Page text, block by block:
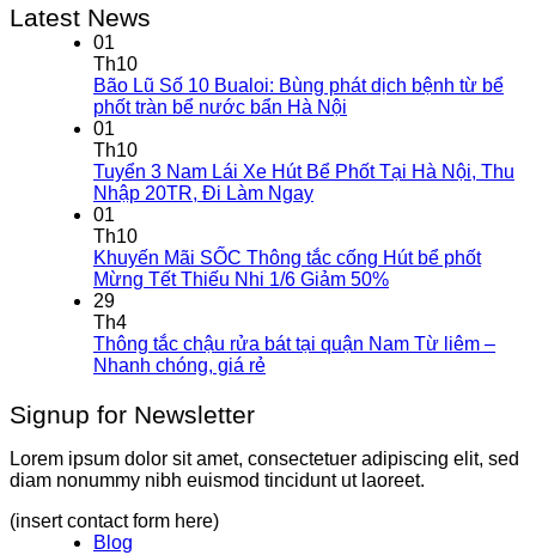
Latest News
01
Th10
Bão Lũ Số 10 Bualoi: Bùng phát dịch bệnh từ bể
phốt tràn bể nước bẩn Hà Nội
01
Th10
Tuyển 3 Nam Lái Xe Hút Bể Phốt Tại Hà Nội, Thu
Nhập 20TR, Đi Làm Ngay
01
Th10
Khuyến Mãi SỐC Thông tắc cống Hút bể phốt
Mừng Tết Thiếu Nhi 1/6 Giảm 50%
29
Th4
Thông tắc chậu rửa bát tại quận Nam Từ liêm –
Nhanh chóng, giá rẻ
Signup for Newsletter
Lorem ipsum dolor sit amet, consectetuer adipiscing elit, sed
diam nonummy nibh euismod tincidunt ut laoreet.
(insert contact form here)
Blog